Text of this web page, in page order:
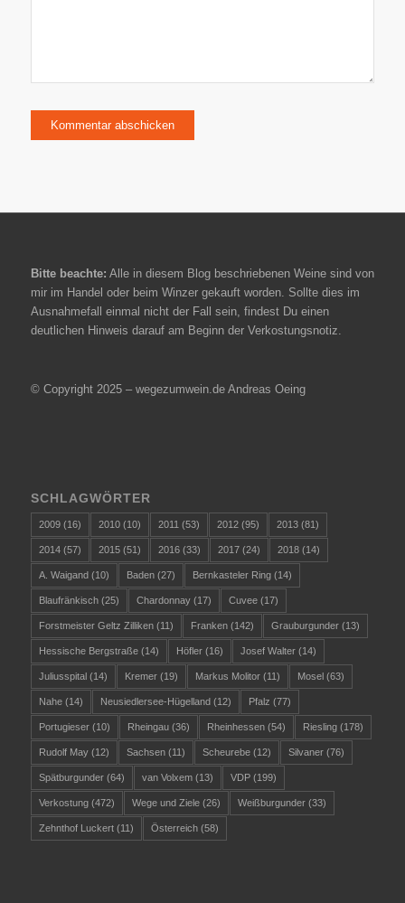
Bitte beachte: Alle in diesem Blog beschriebenen Weine sind von
mir im Handel oder beim Winzer gekauft worden. Sollte dies im
Ausnahmefall einmal nicht der Fall sein, findest Du einen
deutlichen Hinweis darauf am Beginn der Verkostungsnotiz.
© Copyright 2025 – wegezumwein.de Andreas Oeing
SCHLAGWÖRTER
2009(16) 2010(10) 2011 (53) 2012(95) 2013(81)
2014(57) 2015(51) 2016(33) 2017(24) 2018(14)
A. Waigand(10) Baden(27) Bernkasteler Ring(14)
Blaufränkisch(25) Chardonnay(17) Cuvee(17)
Forstmeister Geltz Zilliken(11) Franken(142) Grauburgunder(13)
Hessische Bergstraße(14) Höfler(16) Josef Walter(14)
Juliusspital(14) Kremer(19) Markus Molitor(11) Mosel(63)
Nahe(14) Neusiedlersee-Hügelland(12) Pfalz (77)
Portugieser(10) Rheingau(36) Rheinhessen(54) Riesling(178)
Rudolf May(12) Sachsen(11) Scheurebe(12) Silvaner(76)
Spätburgunder(64) van Volxem(13) VDP(199)
Verkostung(472) Wege und Ziele(26) Weißburgunder(33)
Zehnthof Luckert(11) Österreich(58)